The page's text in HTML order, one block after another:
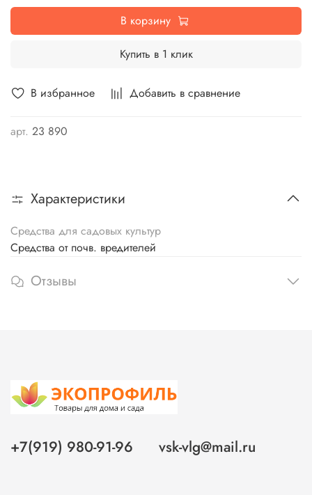
В избранное Добавить в сравнение
арт. 23 890
В корзину
Купить в 1 клик
Характеристики
Средства для садовых культур
Средства от почв. вредителей
Отзывы
+7(919) 980-91-96 vsk-vlg@mail.ru